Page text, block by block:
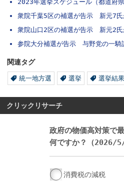
2023年選挙スケジュール（都道府県
衆院千葉5区の補選が告示 新元7氏
衆院山口2区の補選が告示 新元2氏
参院大分補選が告示 与野党の一騎
関連タグ
統一地方選 選挙 選挙結果
クリックリサーチ
政府の物価高対策で
何ですか？（2026/
消費税の減税